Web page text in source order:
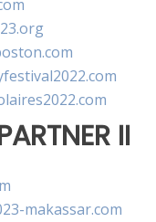
II
makassar.com